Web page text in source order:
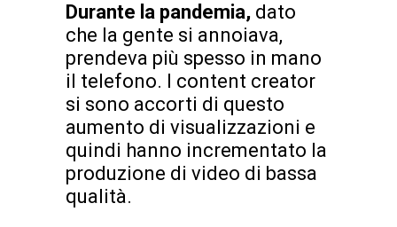
Durante la pandemia, dato
che la gente si annoiava,
prendeva più spesso in mano
il telefono. I content creator
si sono accorti di questo
aumento di visualizzazioni e
quindi hanno incrementato la
produzione di video di bassa
qualità.